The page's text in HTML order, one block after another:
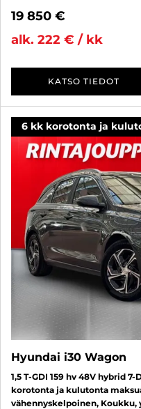
19 850 €
alk. 222 € / kk
KATSO TIEDOT
6 kk korotonta ja
Hyundai i30 Wagon
1,5 T-GDI 159 hv 48V hybrid
korotonta ja kulutonta
vähennyskelpoinen, Koukku,